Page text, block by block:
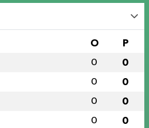
O P
0 0
0 0
0 0
0 0